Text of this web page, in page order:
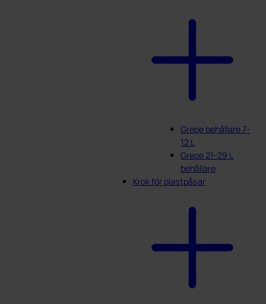
Grepe behållare 7-
12 L
Grepe 21-29 L
behållare
Krok för plastpåsar